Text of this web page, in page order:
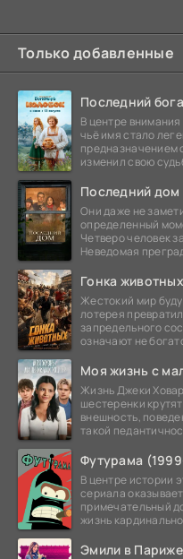
Только добавленные
Последний
В центре
чьё имя стало
предназначением
изменил свою
Последний дом
Они даже не
определенный
Четверо человек
Неведомая
Гонка
Жестокий мир
лотерея
запредельного
означают не
Моя жизнь с
Жизнь Джеки
шестеренки
внешность,
такой
Футурама
В центре истории
сериала
примечательный
жизнь
Эмили в